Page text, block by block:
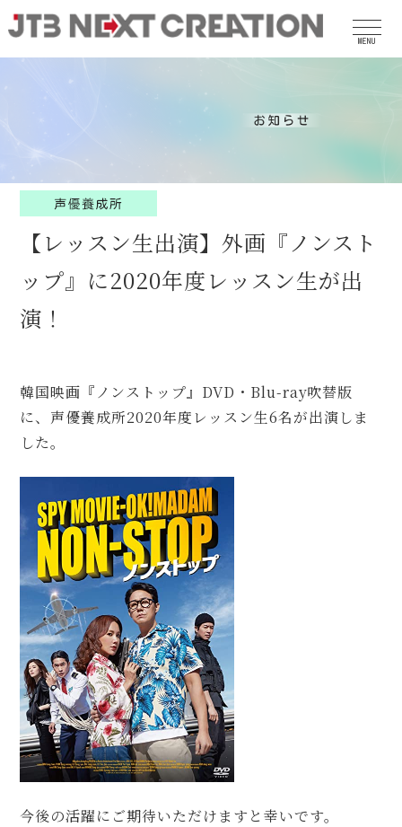
MENU
【レッスン生出演】外画『ノンスト
ップ』に2020年度レッスン生が出
演！
韓国映画『ノンストップ』DVD・Blu-ray吹替版
に、声優養成所2020年度レッスン生6名が出演しま
した。
今後の活躍にご期待いただけますと幸いです。